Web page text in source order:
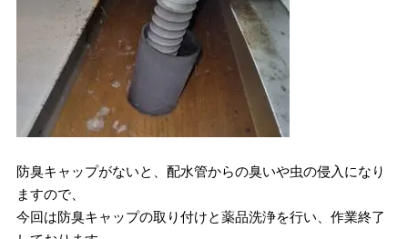
防臭キャップがないと、配水管からの臭いや虫の侵入になり
ますので、
今回は防臭キャップの取り付けと薬品洗浄を行い、作業終了